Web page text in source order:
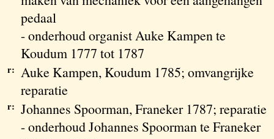
pedaal
- onderhoud organist Auke Kampen te
Koudum 1777 tot 1787
r: Auke Kampen, Koudum 1785; omvangrijke
reparatie
r: Johannes Spoorman, Franeker 1787; reparatie
- onderhoud Johannes Spoorman te Franeker